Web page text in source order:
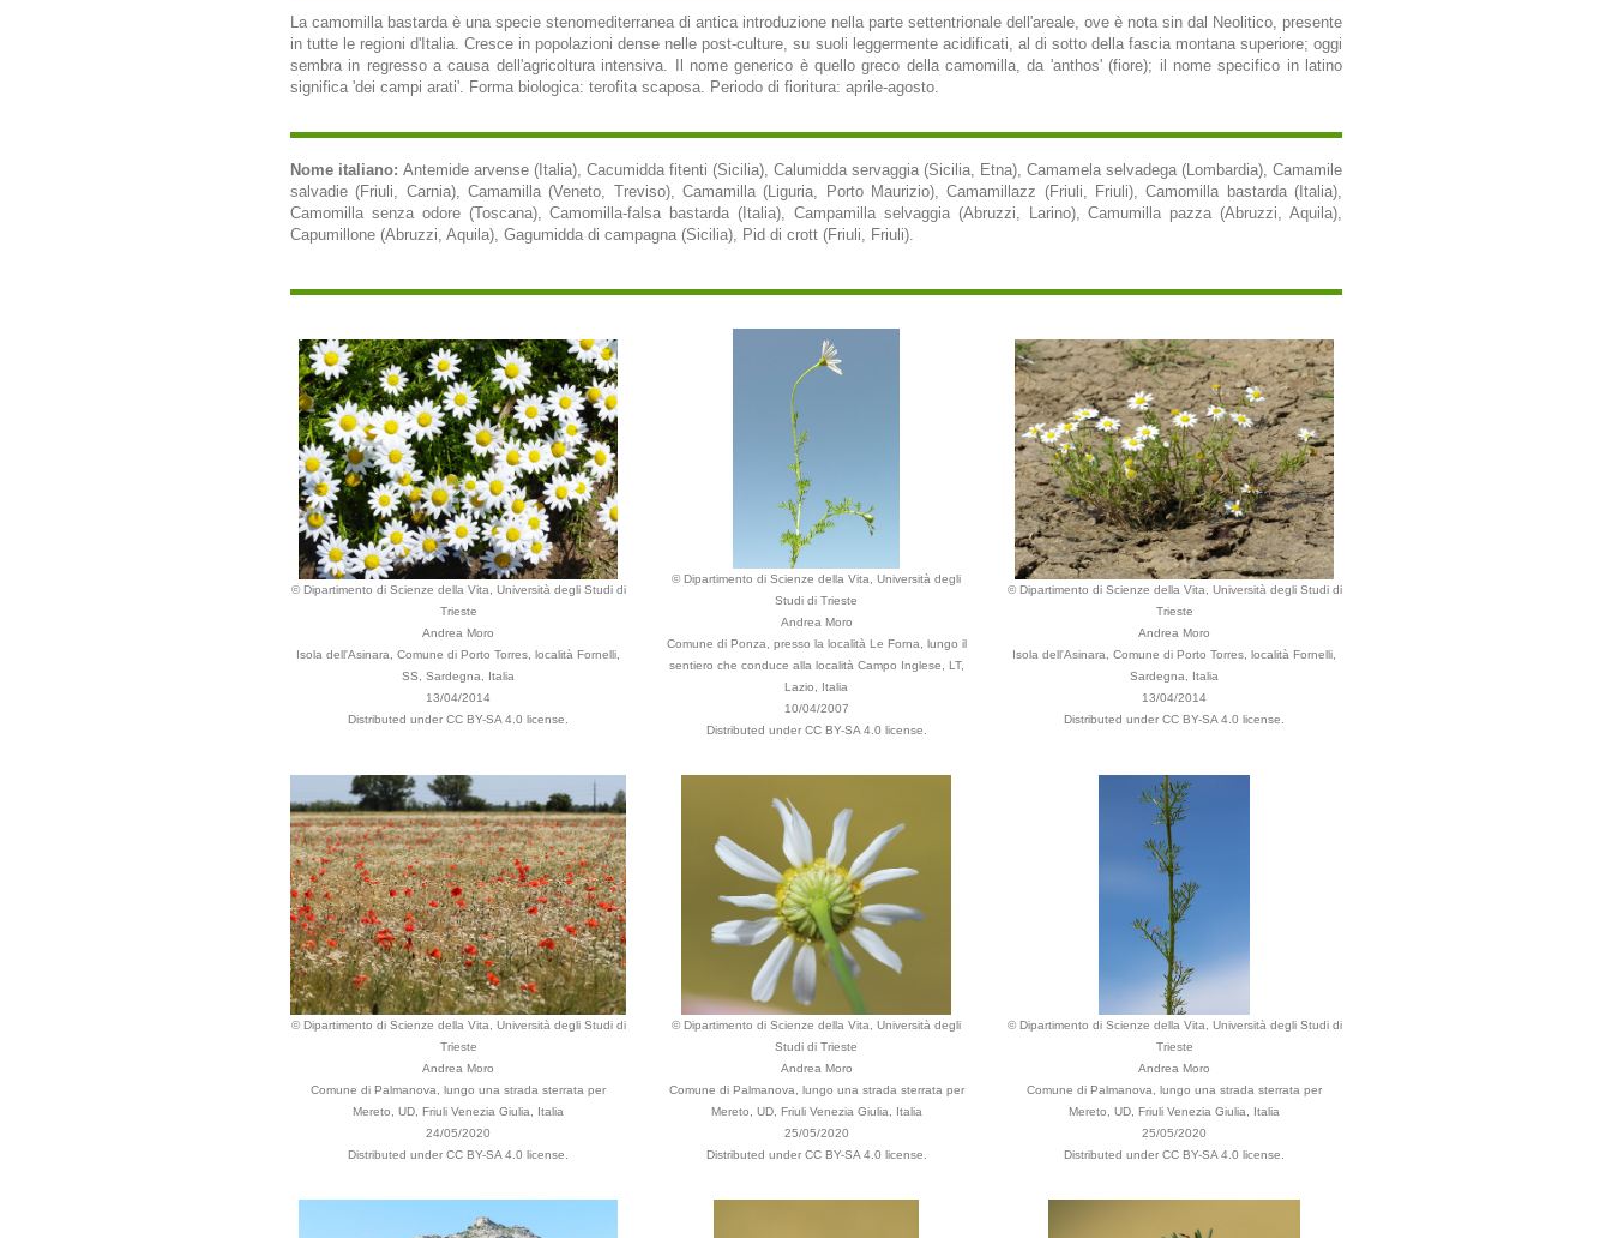
La camomilla bastarda è una specie stenomediterranea di antica introduzione nella parte settentrionale dell'areale, ove è nota sin dal Neolitico, presente
in tutte le regioni d'Italia. Cresce in popolazioni dense nelle post-culture, su suoli leggermente acidificati, al di sotto della fascia montana superiore; oggi
sembra in regresso a causa dell'agricoltura intensiva. Il nome generico è quello greco della camomilla, da 'anthos' (fiore); il nome specifico in latino
significa 'dei campi arati'. Forma biologica: terofita scaposa. Periodo di fioritura: aprile-agosto.
Nome italiano: Antemide arvense (Italia), Cacumidda fitenti (Sicilia), Calumidda servaggia (Sicilia, Etna), Camamela selvadega (Lombardia), Camamile
salvadie (Friuli, Carnia), Camamilla (Veneto, Treviso), Camamilla (Liguria, Porto Maurizio), Camamillazz (Friuli, Friuli), Camomilla bastarda (Italia),
Camomilla senza odore (Toscana), Camomilla-falsa bastarda (Italia), Campamilla selvaggia (Abruzzi, Larino), Camumilla pazza (Abruzzi, Aquila),
Capumillone (Abruzzi, Aquila), Gagumidda di campagna (Sicilia), Pid di crott (Friuli, Friuli).
© Dipartimento di Scienze della Vita, Università degli Studi di
Trieste
Andrea Moro
Isola dell'Asinara, Comune di Porto Torres, località Fornelli,
SS, Sardegna, Italia
13/04/2014
Distributed under CC BY-SA 4.0 license.
© Dipartimento di Scienze della Vita, Università degli
Studi di Trieste
Andrea Moro
Comune di Ponza, presso la località Le Forna, lungo il
sentiero che conduce alla località Campo Inglese, LT,
Lazio, Italia
10/04/2007
Distributed under CC BY-SA 4.0 license.
© Dipartimento di Scienze della Vita, Università degli Studi di
Trieste
Andrea Moro
Isola dell'Asinara, Comune di Porto Torres, località Fornelli,
Sardegna, Italia
13/04/2014
Distributed under CC BY-SA 4.0 license.
© Dipartimento di Scienze della Vita, Università degli Studi di
Trieste
Andrea Moro
Comune di Palmanova, lungo una strada sterrata per
Mereto, UD, Friuli Venezia Giulia, Italia
24/05/2020
Distributed under CC BY-SA 4.0 license.
© Dipartimento di Scienze della Vita, Università degli
Studi di Trieste
Andrea Moro
Comune di Palmanova, lungo una strada sterrata per
Mereto, UD, Friuli Venezia Giulia, Italia
25/05/2020
Distributed under CC BY-SA 4.0 license.
© Dipartimento di Scienze della Vita, Università degli Studi di
Trieste
Andrea Moro
Comune di Palmanova, lungo una strada sterrata per
Mereto, UD, Friuli Venezia Giulia, Italia
25/05/2020
Distributed under CC BY-SA 4.0 license.